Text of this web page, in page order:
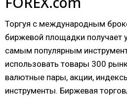
Торгуя с международным
биржевой площадки получает
самым популярным
использовать товары 300
валютные пары, акции,
инструменты. Биржевая